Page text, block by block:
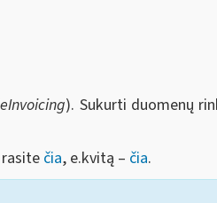
eInvoicing). Sukurti duomenų
čia, e.kvitą – čia.